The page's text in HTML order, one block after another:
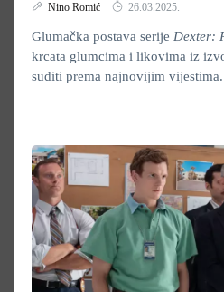
Nino Romić 26.03.2025.
Glumačka postava serije Dexter:
krcata glumcima i likovima iz
suditi prema najnovijim vijestima.